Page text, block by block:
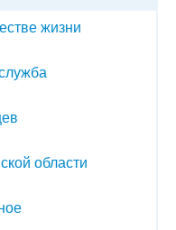
жизни
области